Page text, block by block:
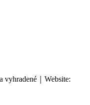
vyhradené｜Website: